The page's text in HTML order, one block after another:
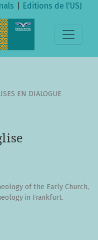
d&#039;Orient
Editions de l'USJ
EN DIALOGUE
of the Early Church,
in Frankfurt.